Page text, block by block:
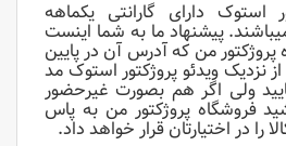
استوک دارای گارانتی یکماهه
پیشنهاد ما به شما اینست
من که آدرس آن در پایین
نزدیک ویدئو پروژکتور استوک مد
ولی اگر هم بصورت غیرحضور
فروشگاه پروژکتور من به پاس
را در اختیارتان قرار خواهد داد.